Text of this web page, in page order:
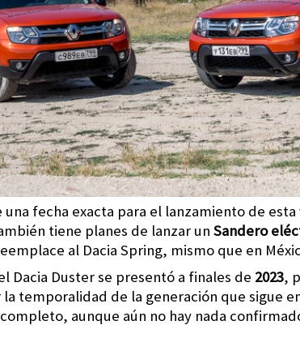
fecha exacta para el lanzamiento de
tiene planes de lanzar un Sandero
al Dacia Spring, mismo que en
Dacia Duster se presentó a finales de 2023,
temporalidad de la generación que sigue
aunque aún no hay nada